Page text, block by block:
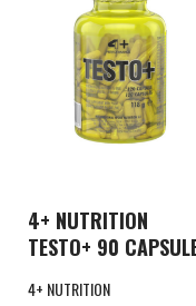
4+ NUTRITION
TESTO+ 90
4+ NUTRITION